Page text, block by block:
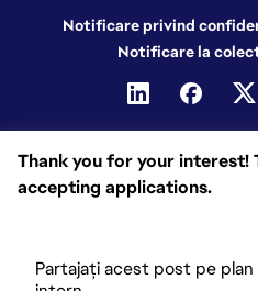
Thank you for your interest!
accepting applications.
Partajați acest post pe plan
Notificare privind
Notificare la